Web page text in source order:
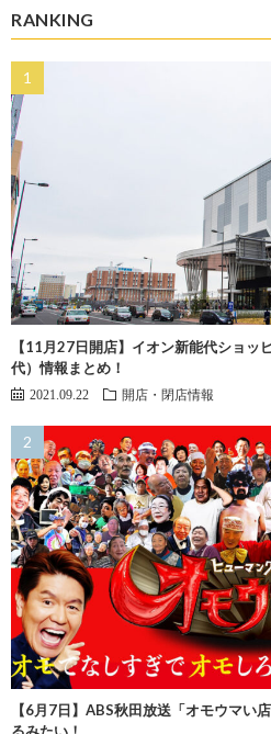
RANKING
【11月27日開店】イオン新能代ショッ
代）情報まとめ！
2021.09.22 開店・閉店情報
【6月7日】ABS秋田放送「オモウマい